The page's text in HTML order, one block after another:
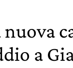
nuova
a